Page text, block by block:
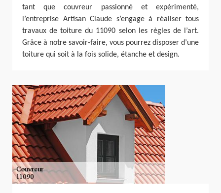
tant que couvreur passionné et expérimenté,
l’entreprise Artisan Claude s’engage à réaliser tous
travaux de toiture du 11090 selon les règles de l’art.
Grâce à notre savoir-faire, vous pourrez disposer d’une
toiture qui soit à la fois solide, étanche et design.